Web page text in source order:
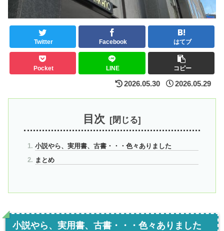
Twitter Facebook はてブ
Pocket LINE コピー
2026.05.30 2026.05.29
目次
小説やら、実用書、古書・・・色々ありました
まとめ
小説やら、実用書、古書・・・色々ありました